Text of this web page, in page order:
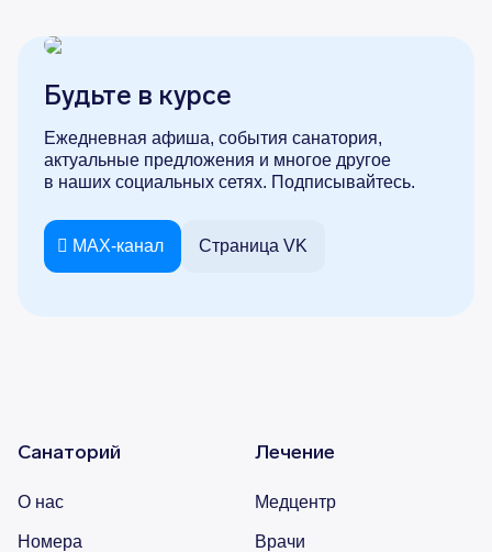
Будьте в курсе
Ежедневная афиша, события санатория,
актуальные предложения и многое другое
в наших социальных сетях. Подписывайтесь.
MAX-канал Страница VK
Санаторий
О нас
Номера
Лечение
Медцентр
Врачи
Согласен
Декабрь